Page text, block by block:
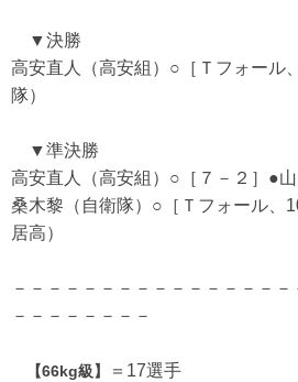
▼決勝
高安直人（高安組）○［Ｔフォール
隊）
▼準決勝
高安直人（高安組）○［７－２］●山
桑木黎（自衛隊）○［Ｔフォール、
居高）
－－－－－－－－－－－－－－－
－－－－－－－－
【66kg級】 ＝17選手